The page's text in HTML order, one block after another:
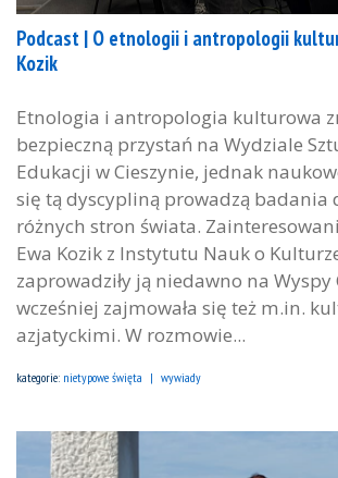
Podcast | O etnologii i antropologii
Kozik
Etnologia i antropologia kulturowa
bezpieczną przystań na Wydziale
Edukacji w Cieszynie, jednak
się tą dyscypliną prowadzą badania
różnych stron świata.
Ewa Kozik z Instytutu Nauk o
zaprowadziły ją niedawno na Wyspy
wcześniej zajmowała się też m.in.
azjatyckimi. W rozmowie...
kategorie: nietypowe święta wywiady